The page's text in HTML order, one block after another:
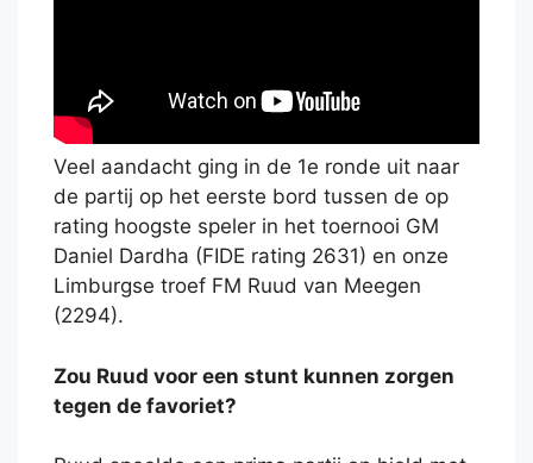
Veel aandacht ging in de 1e ronde uit naar
de partij op het eerste bord tussen de op
rating hoogste speler in het toernooi GM
Daniel Dardha (FIDE rating 2631) en onze
Limburgse troef FM Ruud van Meegen
(2294).
Zou Ruud voor een stunt kunnen zorgen
tegen de favoriet?